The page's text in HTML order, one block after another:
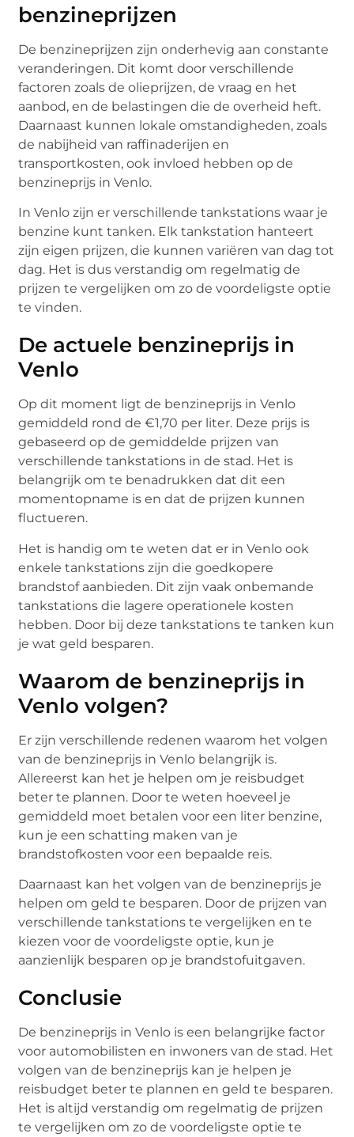
benzineprijzen
De benzineprijzen zijn onderhevig aan constante
veranderingen. Dit komt door verschillende
factoren zoals de olieprijzen, de vraag en het
aanbod, en de belastingen die de overheid heft.
Daarnaast kunnen lokale omstandigheden, zoals
de nabijheid van raffinaderijen en
transportkosten, ook invloed hebben op de
benzineprijs in Venlo.
In Venlo zijn er verschillende tankstations waar je
benzine kunt tanken. Elk tankstation hanteert
zijn eigen prijzen, die kunnen variëren van dag tot
dag. Het is dus verstandig om regelmatig de
prijzen te vergelijken om zo de voordeligste optie
te vinden.
De actuele benzineprijs in
Venlo
Op dit moment ligt de benzineprijs in Venlo
gemiddeld rond de €1,70 per liter. Deze prijs is
gebaseerd op de gemiddelde prijzen van
verschillende tankstations in de stad. Het is
belangrijk om te benadrukken dat dit een
momentopname is en dat de prijzen kunnen
fluctueren.
Het is handig om te weten dat er in Venlo ook
enkele tankstations zijn die goedkopere
brandstof aanbieden. Dit zijn vaak onbemande
tankstations die lagere operationele kosten
hebben. Door bij deze tankstations te tanken kun
je wat geld besparen.
Waarom de benzineprijs in
Venlo volgen?
Er zijn verschillende redenen waarom het volgen
van de benzineprijs in Venlo belangrijk is.
Allereerst kan het je helpen om je reisbudget
beter te plannen. Door te weten hoeveel je
gemiddeld moet betalen voor een liter benzine,
kun je een schatting maken van je
brandstofkosten voor een bepaalde reis.
Daarnaast kan het volgen van de benzineprijs je
helpen om geld te besparen. Door de prijzen van
verschillende tankstations te vergelijken en te
kiezen voor de voordeligste optie, kun je
aanzienlijk besparen op je brandstofuitgaven.
Conclusie
De benzineprijs in Venlo is een belangrijke factor
voor automobilisten en inwoners van de stad. Het
volgen van de benzineprijs kan je helpen je
reisbudget beter te plannen en geld te besparen.
Het is altijd verstandig om regelmatig de prijzen
te vergelijken om zo de voordeligste optie te